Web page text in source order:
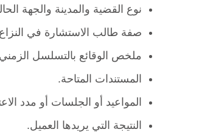
نوع القضية والمدينة والجهة
صفة طالب الاستشارة في
ملخص الوقائع بالتسلسل
المستندات المتاحة.
المواعيد أو الجلسات أو مدد
النتيجة التي يريدها العميل.